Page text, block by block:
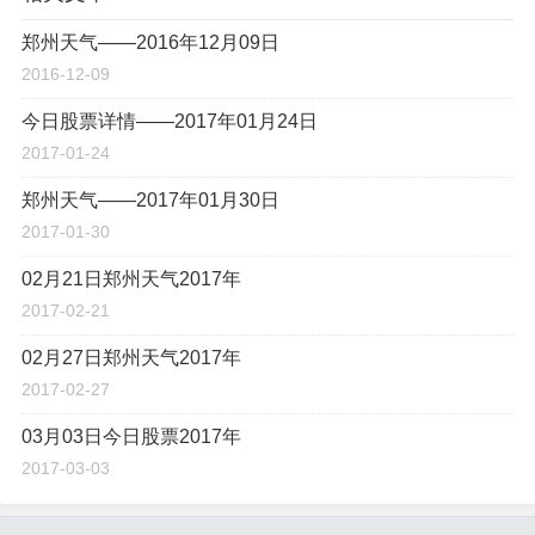
郑州天气——2016年12月09日
2016-12-09
今日股票详情——2017年01月24日
2017-01-24
郑州天气——2017年01月30日
2017-01-30
02月21日郑州天气2017年
2017-02-21
02月27日郑州天气2017年
2017-02-27
03月03日今日股票2017年
2017-03-03